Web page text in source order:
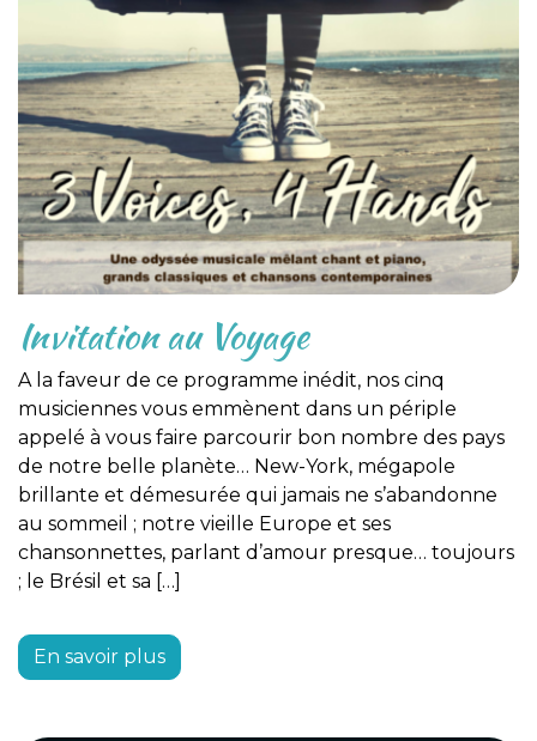
Invitation au Voyage
A la faveur de ce programme inédit, nos cinq
musiciennes vous emmènent dans un périple
appelé à vous faire parcourir bon nombre des pays
de notre belle planète… New-York, mégapole
brillante et démesurée qui jamais ne s’abandonne
au sommeil ; notre vieille Europe et ses
chansonnettes, parlant d’amour presque… toujours
; le Brésil et sa […]
En savoir plus